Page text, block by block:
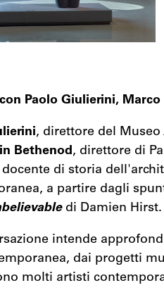
Paolo Giulierini,
, direttore del
Bethenod, direttore di
docente di storia
a partire dagli
di Damien Hirst.
intende
dai progetti
molti artisti